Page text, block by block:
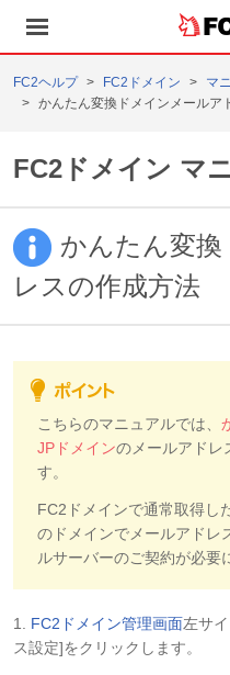
FC2ヘルプ FC2ドメイン
マ
かんたん変換ドメインメールア
FC2ドメイン マ
かんたん変
レスの作成方法
こちらのマニュアルでは、
JPドメインのメールアドレ
す。
FC2ドメインで通常取得し
のドメインでメールアドレ
ルサーバーのご契約が必要
1. FC2ドメイン管理画面左サ
ス設定]をクリックします。